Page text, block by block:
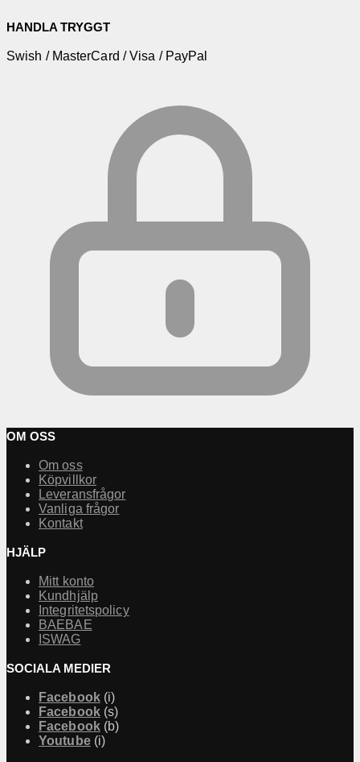
HANDLA TRYGGT
Swish / MasterCard / Visa / PayPal
OM OSS
Om oss
Köpvillkor
Leveransfrågor
Vanliga frågor
Kontakt
HJÄLP
Mitt konto
Kundhjälp
Integritetspolicy
BAEBAE
ISWAG
SOCIALA MEDIER
Facebook(i)
Facebook(s)
Facebook(b)
Youtube(i)